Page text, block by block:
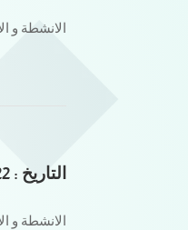
الانشطة و
التاريخ : 2022-2023
الانشطة و